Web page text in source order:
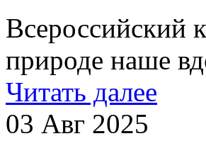
Всероссийский
природе наше
Читать далее
03 Авг 2025